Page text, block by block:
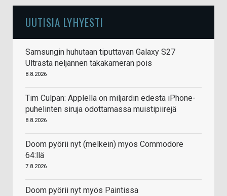
UUTISIA LYHYESTI
Samsungin huhutaan tiputtavan Galaxy S27
Ultrasta neljännen takakameran pois
8.8.2026
Tim Culpan: Applella on miljardin edestä iPhone-
puhelinten siruja odottamassa muistipiirejä
8.8.2026
Doom pyörii nyt (melkein) myös Commodore
64:llä
7.8.2026
Doom pyörii nyt myös Paintissa